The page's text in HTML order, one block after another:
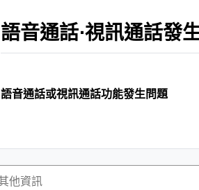
語音通話⋅視訊通話發
語音通話或視訊通話功能發生問題